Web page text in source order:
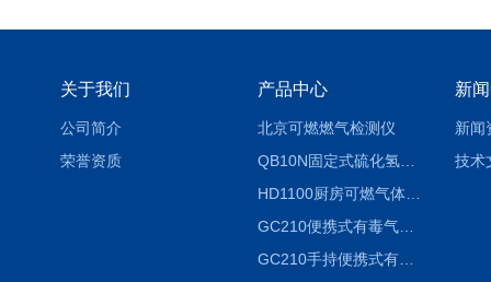
关于我们
公司简介
荣誉资质
产品中心
北京可燃燃气检测仪
QB10N固定式硫化氢气体检测仪H2S气体泄漏探头
HD1100厨房可燃气体泄漏浓度探测器天然气检测仪
GC210便携式有毒气体浓度探测器氨气检测仪养殖场
GC210手持便携式有毒CL2气体探测器氯气检测仪
新
新闻
技术